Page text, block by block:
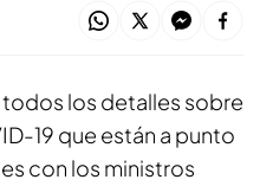
todos los detalles sobre
19 que están a punto
con los ministros